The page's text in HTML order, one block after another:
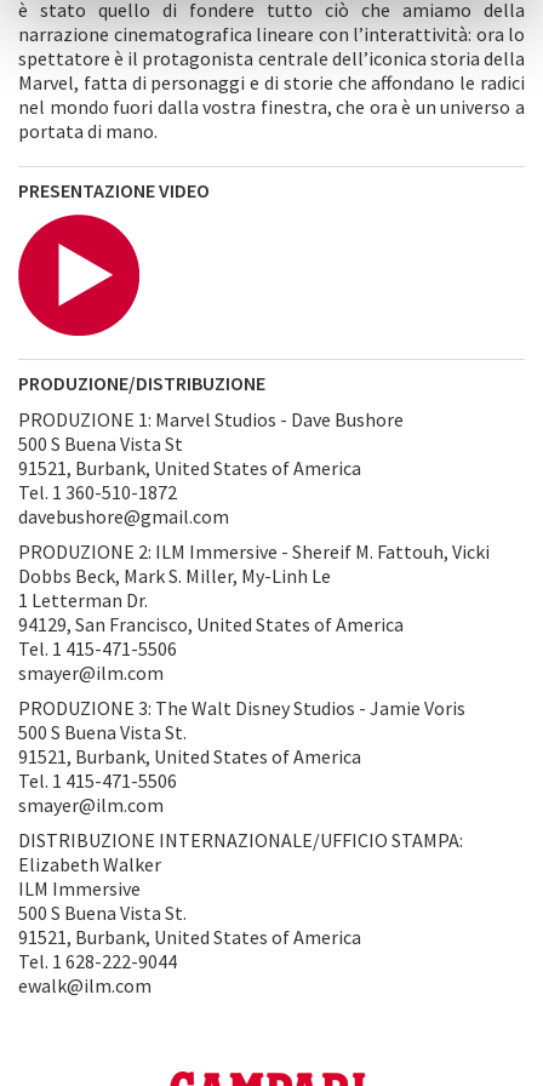
è stato quello di fondere tutto ciò che amiamo della
narrazione cinematografica lineare con l’interattività: ora lo
spettatore è il protagonista centrale dell’iconica storia della
Marvel, fatta di personaggi e di storie che affondano le radici
nel mondo fuori dalla vostra finestra, che ora è un universo a
portata di mano.
PRESENTAZIONE VIDEO
PRODUZIONE/DISTRIBUZIONE
PRODUZIONE 1: Marvel Studios - Dave Bushore
500 S Buena Vista St
91521, Burbank, United States of America
Tel. 1 360-510-1872
davebushore@gmail.com
PRODUZIONE 2: ILM Immersive - Shereif M. Fattouh, Vicki
Dobbs Beck, Mark S. Miller, My-Linh Le
1 Letterman Dr.
94129, San Francisco, United States of America
Tel. 1 415-471-5506
smayer@ilm.com
PRODUZIONE 3: The Walt Disney Studios - Jamie Voris
500 S Buena Vista St.
91521, Burbank, United States of America
Tel. 1 415-471-5506
smayer@ilm.com
DISTRIBUZIONE INTERNAZIONALE/UFFICIO STAMPA:
Elizabeth Walker
ILM Immersive
500 S Buena Vista St.
91521, Burbank, United States of America
Tel. 1 628-222-9044
ewalk@ilm.com